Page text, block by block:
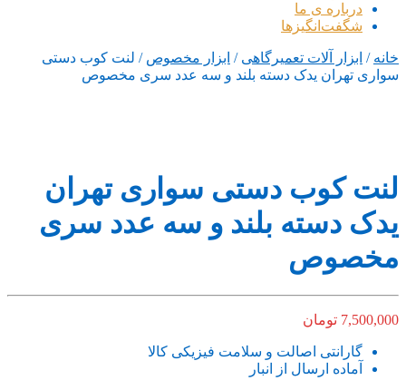
درباره ی ما
شگفت‌انگیزها
خانه / ابزار آلات تعمیرگاهی / ابزار مخصوص / لنت کوب دستی
سواری تهران یدک دسته بلند و سه عدد سری مخصوص
لنت کوب دستی سواری تهران
یدک دسته بلند و سه عدد سری
مخصوص
7,500,000 تومان
گارانتی اصالت و سلامت فیزیکی کالا
آماده ارسال از انبار